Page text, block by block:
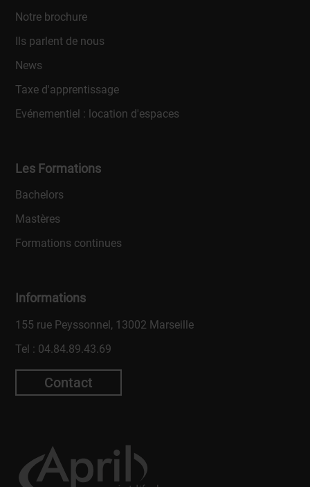
Notre brochure
Ils parlent de nous
News
Taxe d'apprentissage
Evénementiel : location d'espaces
Les Formations
Bachelors
Mastères
Formations continues
Informations
155 rue Peyssonnel, 13002 Marseille
Tel : 04.84.89.43.69
Contact